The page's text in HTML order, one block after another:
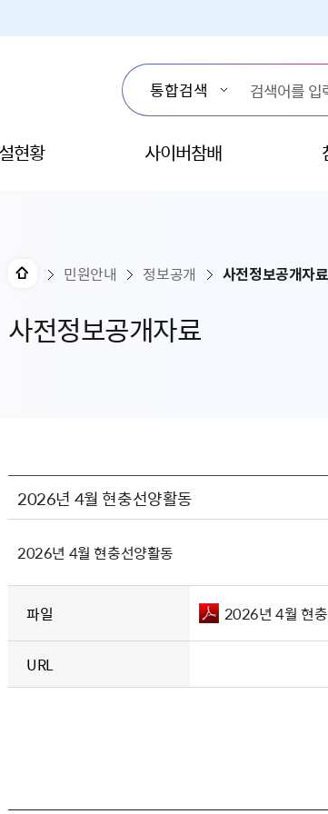
현황 사이버참배
사전정보공개자료
민원안내 정보공개 사전정보공개자료
2026년 4월 현충선양활동
2026년 4월 현충선양활동
파일 2026년 4월 현
URL